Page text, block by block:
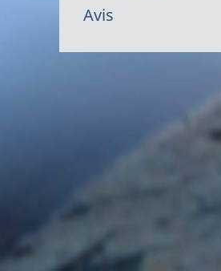
Avis